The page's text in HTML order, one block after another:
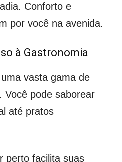
Conforto e
por você na avenida.
à Gastronomia
vasta gama de
Você pode saborear
até pratos
perto facilita suas